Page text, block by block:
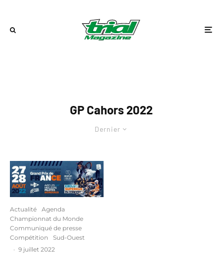
GP Cahors 2022
Dernier
Actualité
Agenda
Championnat du Monde
Communiqué de presse
Compétition
Sud-Ouest
· 9 juillet 2022